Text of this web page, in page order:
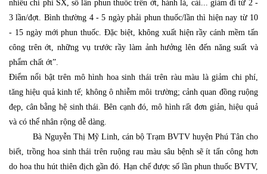
nhiều chi phí SX, số lần phun thuốc trên ớt, hành lá, cải... giảm đi từ 2 -
3 lần/đợt. Bình thường 4 - 5 ngày phải phun thuốc/lần thì hiện nay từ 10
- 15 ngày mới phun thuốc. Đặc biệt, không xuất hiện rầy cánh mềm tấn
công trên ớt, những vụ trước rầy làm ảnh hưởng lên đến năng suất và
phẩm chất ớt”.
Điểm nổi bật trên mô hình hoa sinh thái trên ràu màu là giảm chi phí,
tăng hiệu quả kinh tế; không ô nhiễm môi trường; cảnh quan đồng ruộng
đẹp, cân bằng hệ sinh thái. Bên cạnh đó, mô hình rất đơn giản, hiệu quả
và có thể nhân rộng dễ dàng.
Bà Nguyễn Thị Mỹ Linh, cán bộ Trạm BVTV huyện Phú Tân cho
biết, trồng hoa sinh thái trên ruộng rau màu sâu bệnh sẽ ít tấn công hơn
do hoa thu hút thiên địch gần đó. Hạn chế được số lần phun thuốc BVTV,